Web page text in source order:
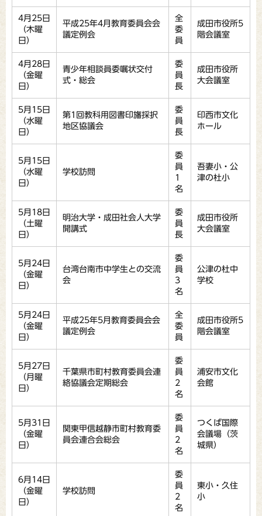
4月25日
（木曜
日）
平成25年4月教育委員会会
議定例会
全
委
員
成田市役所5
階会議室
4月28日
（金曜
日）
青少年相談員委嘱状交付
式・総会
委
員
長
成田市役所
大会議室
5月15日
（水曜
日）
第1回教科用図書印旛採択
地区協議会
委
員
長
印西市文化
ホール
5月15日
（水曜
日）
学校訪問
委
員
1
名
吾妻小・公
津の杜小
5月18日
（土曜
日）
明治大学・成田社会人大学
開講式
委
員
長
成田市役所
大会議室
5月24日
（金曜
日）
台湾台南市中学生との交流
会
委
員
3
名
公津の杜中
学校
5月24日
（金曜
日）
平成25年5月教育委員会会
議定例会
全
委
員
成田市役所5
階会議室
5月27日
（月曜
日）
千葉県市町村教育委員会連
絡協議会定期総会
委
員
2
名
浦安市文化
会館
5月31日
（金曜
日）
関東甲信越静市町村教育委
員会連合会総会
委
員
2
名
つくば国際
会議場（茨
城県）
6月14日
（金曜
日）
学校訪問
委
員
2
名
東小・久住
小